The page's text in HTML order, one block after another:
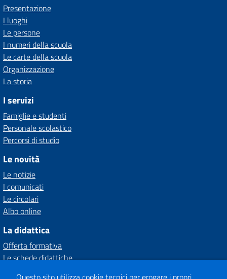
Presentazione
I luoghi
Le persone
I numeri della scuola
Le carte della scuola
Organizzazione
La storia
I servizi
Famiglie e studenti
Personale scolastico
Percorsi di studio
Le novità
Le notizie
I comunicati
Le circolari
Albo online
La didattica
Offerta formativa
Le schede didattiche